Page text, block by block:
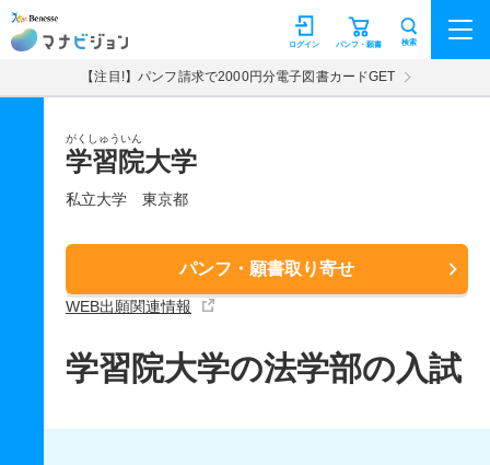
マナビジョン パンフ・願書
ログイン 検索
【注目!】パンフ請求で2000円分電子図書カードGET
がくしゅういん
学習院大学
私立大学 東京都
パンフ・願書取り寄せ
WEB出願関連情報
学習院大学の法学部の入試